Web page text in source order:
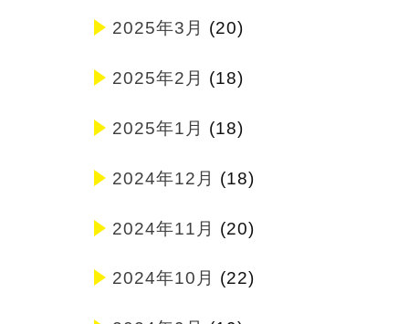
2025年3月 (20)
2025年2月 (18)
2025年1月 (18)
2024年12月 (18)
2024年11月 (20)
2024年10月 (22)